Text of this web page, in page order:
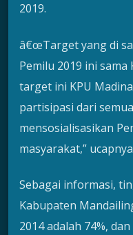
2019.
â€œTarget yang di
Pemilu 2019 ini sama
target ini KPU
partisipasi dari
mensosialisasikan
masyarakat,” ucapnya
Sebagai informasi,
Kabupaten
2014 adalah 74%,